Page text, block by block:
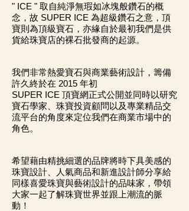
" ICE " 取自純淨無瑕如冰塊般鑽石的概
念，故 SUPER ICE 為超級鑽石之意，頂
寶則為頂級寶石，亦緣自於最初我們是供
貨給珠寶店的裸石批發商的起源。
我們非常熱愛寶石與商業藝術設計，籌備
許久終於在 2015 年初
SUPER ICE 頂寶網正式公開並同時以研究
寶石學家、珠寶投資顧問以及專業精品交
流平台的角度來定位我們在商業市場中的
角色。
希望藉由精挑細選的品牌將時下具美感的
珠寶設計、人氣商品和新進設計師分享給
同樣喜愛珠寶與藝術設計的品味家，帶領
大家一起了解珠寶世界並跟上潮流的脈
動！